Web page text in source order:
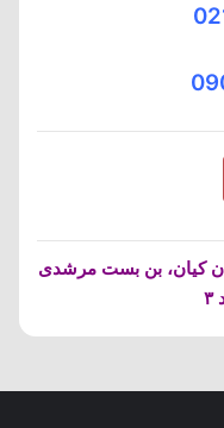
کیان، بن بست مرشدی